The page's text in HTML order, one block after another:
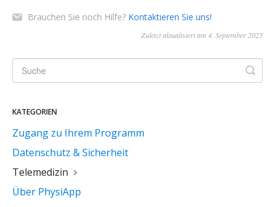
Brauchen Sie noch Hilfe? Kontaktieren Sie uns!
Zuletzt aktualisiert am 4. September 2025
KATEGORIEN
Zugang zu Ihrem Programm
Datenschutz & Sicherheit
Telemedizin
Über PhysiApp